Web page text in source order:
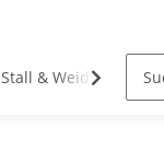
Stall & Weide